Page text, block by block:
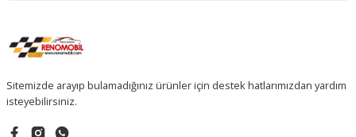
Sitemizde arayıp bulamadığınız ürünler için destek hatlarımızdan yardım
isteyebilirsiniz.